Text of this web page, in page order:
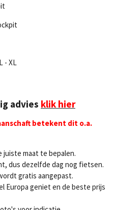
- XL
advies klik hier
betekent dit o.a.
juiste maat te bepalen.
dus dezelfde dag nog fietsen.
gratis aangepast.
Europa geniet en de beste prijs